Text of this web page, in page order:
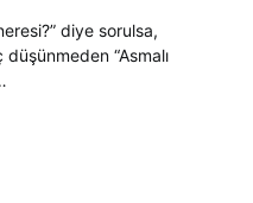
diye sorulsa,
“Asmalı